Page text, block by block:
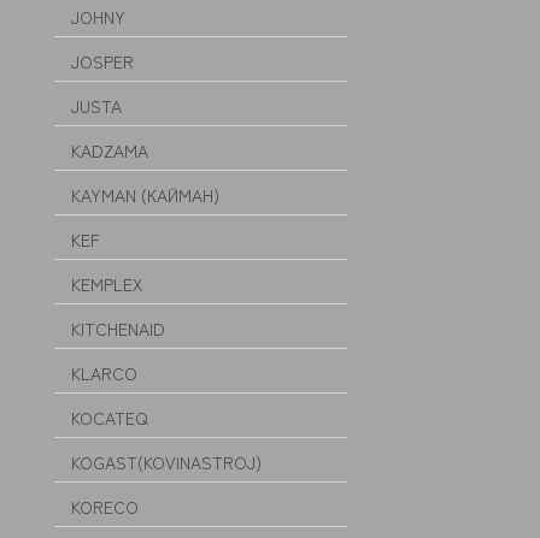
JOHNY
JOSPER
JUSTA
KADZAMA
KAYMAN (КАЙМАН)
KEF
KEMPLEX
KITCHENAID
KLARCO
KOCATEQ
KOGAST(KOVINASTROJ)
KORECO